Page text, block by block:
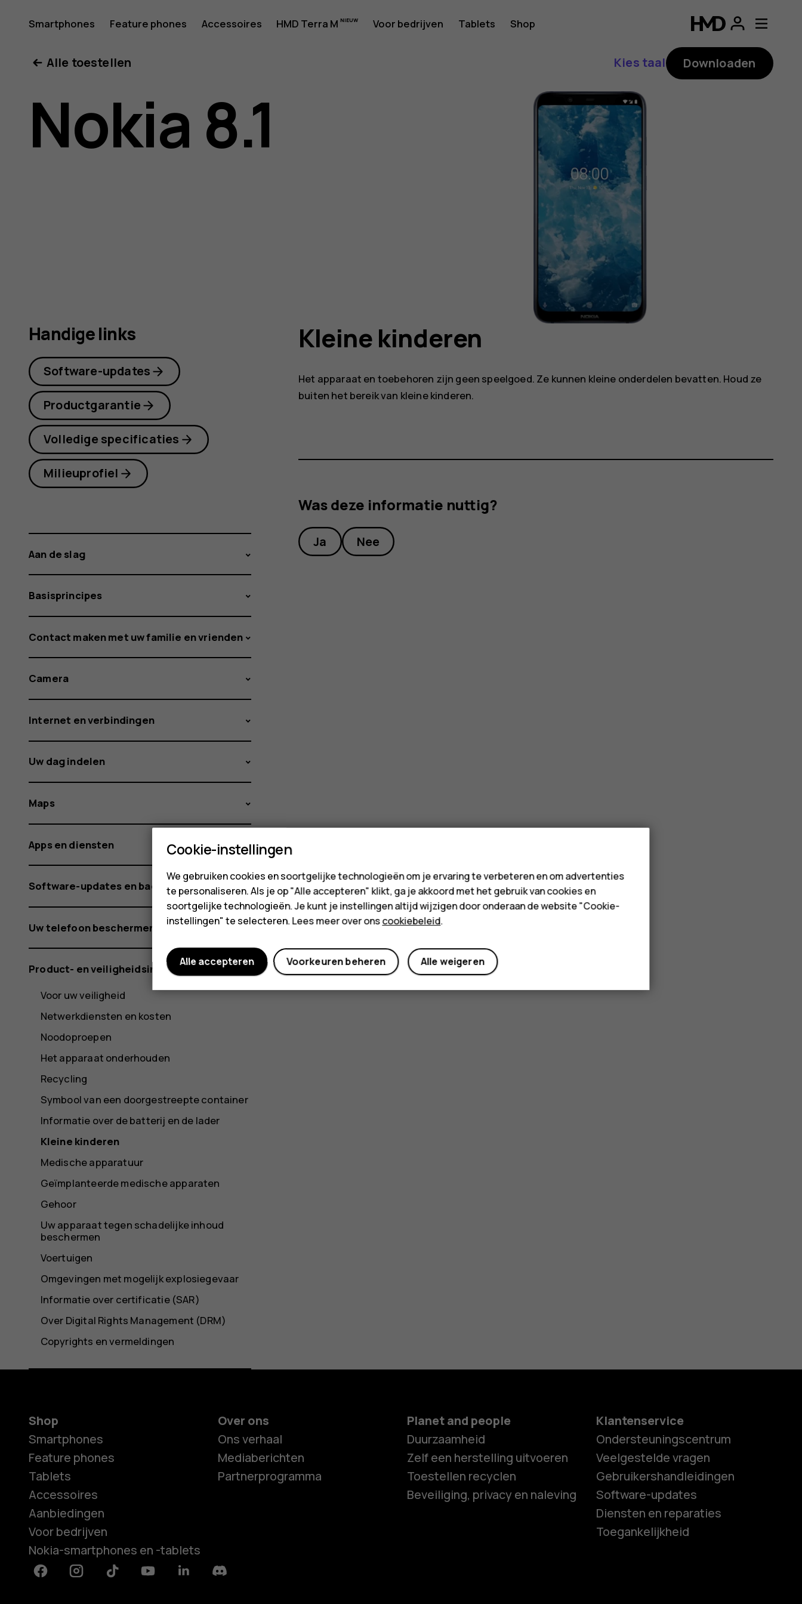
Gebruikershandleiding
voor
Nokia
Smartphones Feature phones Accessoires HMD Terra M Voor bedrijven Tablets Shop
Smartphones
Alle toestellen
Kies taal Downloaden
Nokia 8.1
Kleine kinderen
Het apparaat en toebehoren zijn geen speelgoed. Ze kunnen kleine onderdelen bevatten. Houd ze
buiten het bereik van kleine kinderen.
Was deze informatie nuttig?
Ja Nee
Handige links
Software-updates
Productgarantie
Volledige specificaties
Milieuprofiel
Aan de slag
Basisprincipes
Contact maken met uw familie en vrienden
Camera
Internet en verbindingen
Uw dag indelen
Maps
Apps en diensten
Software-updates en back-ups
Uw telefoon beschermen
Product- en veiligheidsinformatie
Voor uw veiligheid
Netwerkdiensten en kosten
Noodoproepen
Het apparaat onderhouden
Recycling
Symbool van een doorgestreepte container
Informatie over de batterij en de lader
Kleine kinderen
Medische apparatuur
Geïmplanteerde medische apparaten
Gehoor
Uw apparaat tegen schadelijke inhoud
beschermen
Voertuigen
Omgevingen met mogelijk explosiegevaar
Informatie over certificatie (SAR)
Over Digital Rights Management (DRM)
Copyrights en vermeldingen
Shop
Smartphones
Feature phones
Tablets
Accessoires
Aanbiedingen
Voor bedrijven
Nokia-smartphones en -tablets
Over ons
Ons verhaal
Mediaberichten
Partnerprogramma
Planet and people
Duurzaamheid
Zelf een herstelling uitvoeren
Toestellen recyclen
Beveiliging, privacy en naleving
Klantenservice
Ondersteuningscentrum
Veelgestelde vragen
Gebruikershandleidingen
Software-updates
Diensten en reparaties
Toegankelijkheid
FacebookInstagramTiktok YoutubeLinkedinDiscord
Cookie-instellingen
We gebruiken cookies en soortgelijke technologieën om je ervaring te verbeteren en om advertenties
te personaliseren. Als je op "Alle accepteren" klikt, ga je akkoord met het gebruik van cookies en
soortgelijke technologieën. Je kunt je instellingen altijd wijzigen door onderaan de website "Cookie-
instellingen" te selecteren. Lees meer over onscookiebeleid.
Alle weigeren
Voorkeuren beheren
Alle accepteren